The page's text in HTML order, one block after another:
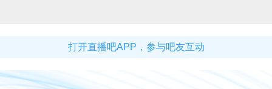
打开直播吧APP，参与吧友互动